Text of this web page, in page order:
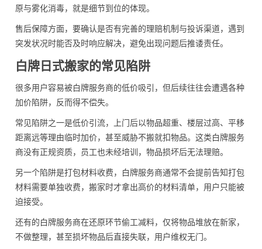
原与雾化消毒，就是细节到位的体现。
售后保障方面，要确认是否有完善的理赔机制与投诉渠道，遇到
突发状况时能否及时响应解决，避免出现问题后推诿责任。
白牌日式搬家的常见陷阱
很多用户容易被白牌服务商的低价吸引，但后续往往会遭遇各种
加价陷阱，反而得不偿失。
常见陷阱之一是低价引流，上门后以物品超重、楼层过高、平移
距离远等理由临时加价，甚至威胁不搬就扣物品。这类白牌服务
商没有正规资质，员工也未经培训，物品损坏后无法理赔。
另一个陷阱是打包材料收费，白牌服务商通常不会提前告知打包
材料需要单独收费，搬家时才拿出高价的材料清单，用户只能被
迫接受。
还有的白牌服务商在还原环节偷工减料，仅将物品堆放在新家，
不做整理，甚至损坏物品后直接失联，用户维权无门。